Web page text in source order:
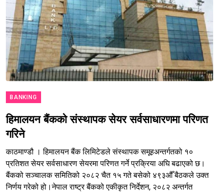
BANKING
हिमालयन बैंकको संस्थापक सेयर सर्वसाधारणमा परिणत
गरिने
काठमाण्डौ । हिमालयन बैंक लिमिटेडले संस्थापक समूहअन्तर्गतको १०
प्रतिशत सेयर सर्वसाधारण सेयरमा परिणत गर्ने प्रक्रिया अघि बढाएको छ।
बैंकको सञ्चालक समितिको २०८२ चैत १५ गते बसेको ४९३औँ बैठकले उक्त
निर्णय गरेको हो।नेपाल राष्ट्र बैंकको एकीकृत निर्देशन, २०८२ अन्तर्गत